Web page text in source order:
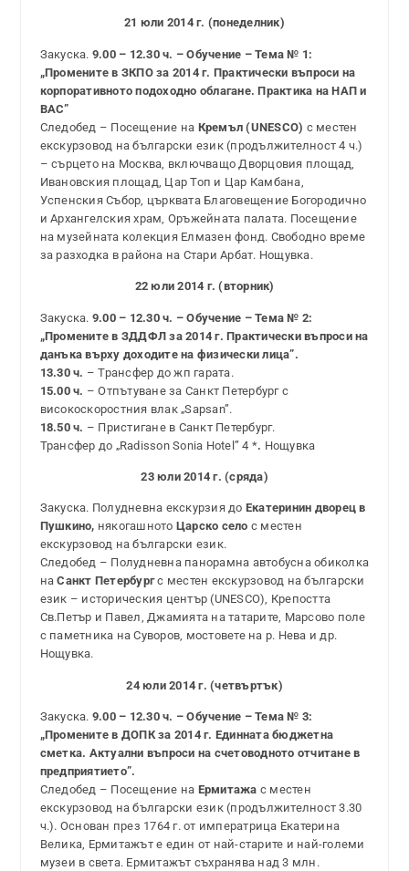
21 юли 2014 г. (понеделник)
Закуска. 9.00 – 12.30 ч. – Обучение – Тема № 1:
„Промените в ЗКПО за 2014 г. Практически въпроси на
корпоративното подоходно облагане. Практика на НАП и
ВАС”
Следобед – Посещение на Кремъл (UNESCO) с местен
екскурзовод на български език (продължителност 4 ч.)
– сърцето на Москва, включващо Дворцовия площад,
Ивановския площад, Цар Топ и Цар Камбана,
Успенския Събор, църквата Благовещение Богородично
и Архангелския храм, Оръжейната палата. Посещение
на музейната колекция Елмазен фонд. Свободно време
за разходка в района на Стари Арбат. Нощувка.
22 юли 2014 г. (вторник)
Закуска. 9.00 – 12.30 ч. – Обучение – Тема № 2:
„Промените в ЗДДФЛ за 2014 г. Практически въпроси на
данъка върху доходите на физически лица”.
13.30 ч. – Трансфер до жп гарата.
15.00 ч. – Отпътуване за Санкт Петербург с
високоскоростния влак „Sapsan”.
18.50 ч. – Пристигане в Санкт Петербург.
Трансфер до „Radisson Sonia Hotel” 4 *. Нощувка
23 юли 2014 г. (сряда)
Закуска. Полудневна екскурзия до Екатеринин дворец в
Пушкино, някогашното Царско село с местен
екскурзовод на български език.
Следобед – Полудневна панорамна автобусна обиколка
наСанкт Петербургс местен екскурзовод на български
език – историческия център (UNESCO), Крепостта
Св.Петър и Павел, Джамията на татарите, Марсово поле
с паметника на Суворов, мостовете на р. Нева и др.
Нощувка.
24 юли 2014 г. (четвъртък)
Закуска. 9.00 – 12.30 ч. – Обучение – Тема № 3:
„Промените в ДОПК за 2014 г. Единната бюджетна
сметка. Актуални въпроси на счетоводното отчитане в
предприятието”.
Следобед – Посещение на Ермитажа с местен
екскурзовод на български език (продължителност 3.30
ч.). Основан през 1764 г. от императрица Екатерина
Велика, Ермитажът е един от най-старите и най-големи
музеи в света. Ермитажът съхранява над 3 млн.